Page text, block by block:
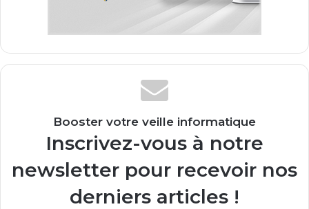
Booster votre veille informatique
Inscrivez-vous à notre
newsletter pour recevoir nos
derniers articles !